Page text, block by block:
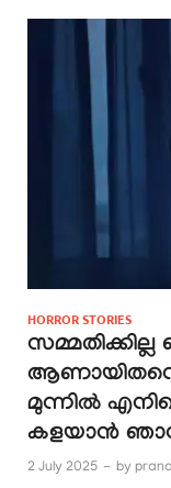
HORROR STORIES
മുന്നിൽ
കളയാൻ
2 July 2025 - by